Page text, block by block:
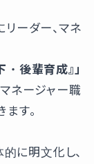
リーダー、マネ
後輩育成』」
ネージャー職
す。
に明文化し、